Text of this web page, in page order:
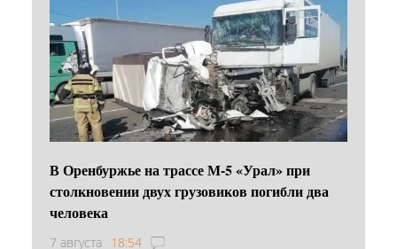
В Оренбуржье на трассе М-5 «Урал» при
столкновении двух грузовиков погибли два
человека
7 августа 18:54